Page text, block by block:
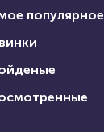
популярное